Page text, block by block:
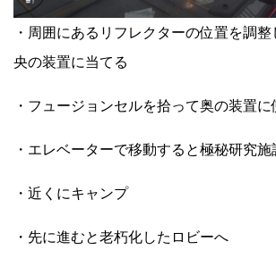
・周囲にあるリフレクターの位置を調
央の装置に当てる
・フュージョンセルを拾って奥の装置に
・エレベーターで移動すると極秘研究施
・近くにキャンプ
・先に進むと老朽化したロビーへ